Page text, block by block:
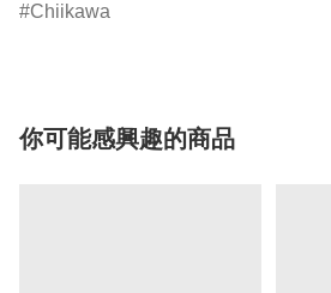
Chiikawa
你可能感興趣的商品